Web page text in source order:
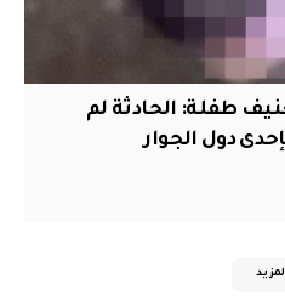
طفلة: الحادثة لم
دول الجوار